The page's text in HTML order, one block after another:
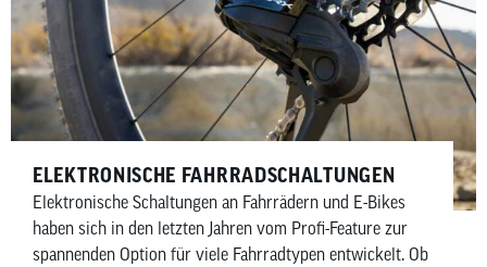
ELEKTRONISCHE FAHRRADSCHALTUNGEN
Elektronische Schaltungen an Fahrrädern und E-Bikes
haben sich in den letzten Jahren vom Profi-Feature zur
spannenden Option für viele Fahrradtypen entwickelt. Ob